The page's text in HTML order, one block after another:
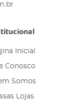
Inicial
Conosco
Somos
Lojas